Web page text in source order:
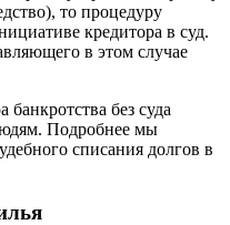
то процедуру
кредитора в суд.
в этом случае
без суда
Подробнее мы
списания долгов в